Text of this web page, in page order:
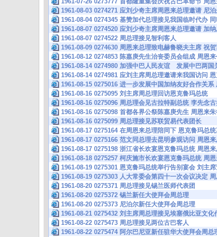
1961-08-03 0274271 应刘少奇主席周恩来总理邀请 尼
1961-08-04 0274345 基赞加代总理接见我国临时代办
1961-08-07 0274520 应刘少奇主席周恩来总理邀请 加
1961-08-07 0274522 周总理接见智利客人
1961-08-09 0274630 周恩来总理致电赫鲁晓夫主席 祝
1961-08-12 0274853 陈嘉庚先生治丧委员会组成 周恩
1961-08-14 0274980 加强中巴人民友谊 发展中巴两国
1961-08-14 0274981 应刘主席周总理邀请来我国访问
1961-08-15 0275016 进一步发展中国加纳友好合作关
1961-08-16 0275095 刘主席周总理回访恩克鲁玛总统
1961-08-16 0275096 周总理会见古拉特副总统 李先念
1961-08-16 0275098 首都各界公祭陈嘉庚先生 周恩来
1961-08-16 0275099 周总理接见苏联贸易代表团长
1961-08-17 0275164 在周恩来总理陪同下 恩克鲁玛总
1961-08-17 0275166 范文同总理去昆明参观访问 周恩
1961-08-17 0275198 浙江省长欢宴恩克鲁玛总统 周恩
1961-08-18 0275257 柯庆施市长欢宴恩克鲁玛总统 周
1961-08-19 0275301 恩克鲁玛总统举行告别宴会 刘主
1961-08-19 0275303 人大常委会第四十一次会议决定
1961-08-20 0275371 周总理接见锡兰医师代表团
1961-08-20 0275372 锡兰新任大使拜会周总理
1961-08-20 0275373 尼泊尔新任大使拜会周总理
1961-08-21 0275432 刘主席周总理接见埃塞俄比亚文
1961-08-22 0275473 周总理接见两位古巴客人
1961-08-22 0275474 阿尔巴尼亚新任驻华大使拜会周总